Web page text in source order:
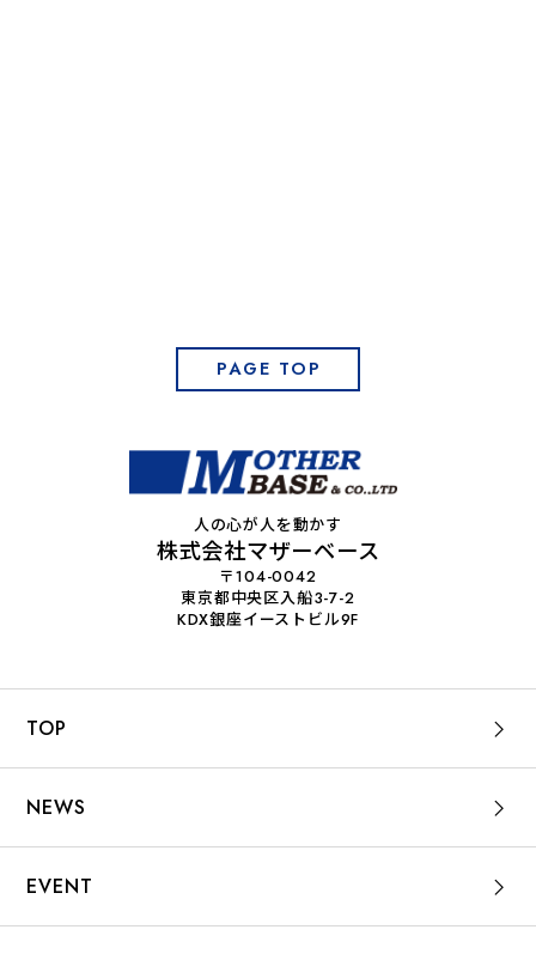
PAGE TOP
人の心が人を動かす
株式会社マザーベース
〒104-0042
東京都中央区入船3-7-2
KDX銀座イーストビル9F
TOP
NEWS
EVENT